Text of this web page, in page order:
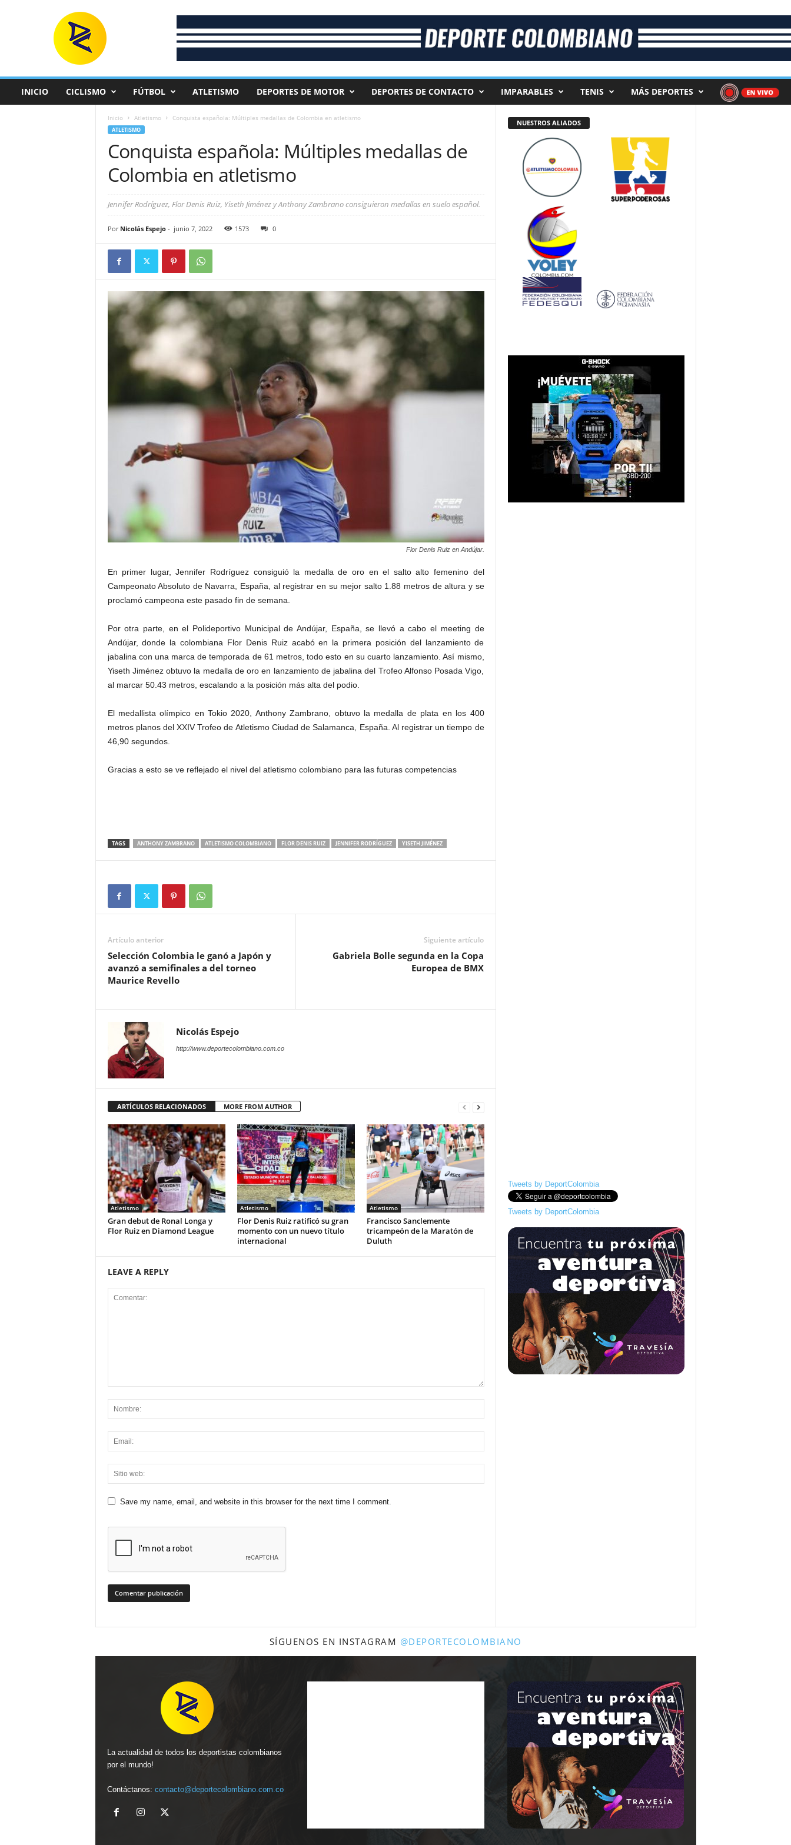
INICIO CICLISMO FÚTBOL ATLETISMO DEPORTES DE MOTOR DEPORTES DE CONTACTO IMPARABLES TENIS MÁS DEPORTES
Inicio Atletismo Conquista española: Múltiples medallas de Colombia en atletismo
ATLETISMO
Conquista española: Múltiples medallas de
Colombia en atletismo
Jennifer Rodríguez, Flor Denis Ruiz, Yiseth Jiménez y Anthony Zambrano consiguieron medallas en suelo español.
Por Nicolás Espejo- junio 7, 2022 1573 0
Flor Denis Ruiz en Andújar.
En primer lugar, Jennifer Rodríguez consiguió la medalla de oro en el salto alto femenino del
Campeonato Absoluto de Navarra, España, al registrar en su mejor salto 1.88 metros de altura y se
proclamó campeona este pasado fin de semana.
Por otra parte, en el Polideportivo Municipal de Andújar, España, se llevó a cabo el meeting de
Andújar, donde la colombiana Flor Denis Ruiz acabó en la primera posición del lanzamiento de
jabalina con una marca de temporada de 61 metros, todo esto en su cuarto lanzamiento. Así mismo,
Yiseth Jiménez obtuvo la medalla de oro en lanzamiento de jabalina del Trofeo Alfonso Posada Vigo,
al marcar 50.43 metros, escalando a la posición más alta del podio.
El medallista olímpico en Tokio 2020, Anthony Zambrano, obtuvo la medalla de plata en los 400
metros planos del XXIV Trofeo de Atletismo Ciudad de Salamanca, España. Al registrar un tiempo de
46,90 segundos.
Gracias a esto se ve reflejado el nivel del atletismo colombiano para las futuras competencias
TAGS ANTHONY ZAMBRANO ATLETISMO COLOMBIANO FLOR DENIS RUIZ JENNIFER RODRÍGUEZ YISETH JIMÉNEZ
Artículo anterior
Selección Colombia le ganó a Japón y
avanzó a semifinales a del torneo
Maurice Revello
Siguiente artículo
Gabriela Bolle segunda en la Copa
Europea de BMX
Nicolás Espejo
http://www.deportecolombiano.com.co
ARTÍCULOS RELACIONADOS MORE FROM AUTHOR
Atletismo
Gran debut de Ronal Longa y
Flor Ruiz en Diamond League
Atletismo
Flor Denis Ruiz ratificó su gran
momento con un nuevo título
internacional
Atletismo
Francisco Sanclemente
tricampeón de la Maratón de
Duluth
LEAVE A REPLY
Save my name, email, and website in this browser for the next time I comment.
NUESTROS ALIADOS
Tweets by DeportColombia
Tweets by DeportColombia
SÍGUENOS EN INSTAGRAM @DEPORTECOLOMBIANO
La actualidad de todos los deportistas colombianos
por el mundo!
Contáctanos: contacto@deportecolombiano.com.co